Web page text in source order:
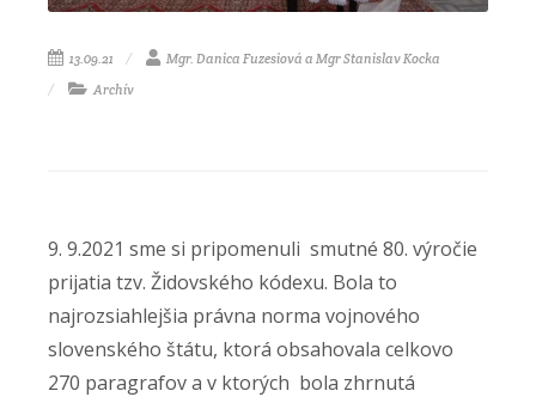
13.09.21
Mgr. Danica Fuzesiová a Mgr Stanislav Kocka
Archív
9. 9.2021 sme si pripomenuli smutné 80. výročie
prijatia tzv. Židovského kódexu. Bola to
najrozsiahlejšia právna norma vojnového
slovenského štátu, ktorá obsahovala celkovo
270 paragrafov a v ktorých bola zhrnutá